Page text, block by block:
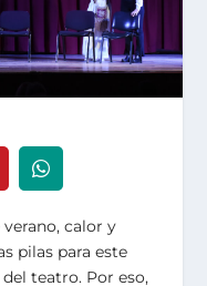
calor y
pilas para este
teatro. Por eso,